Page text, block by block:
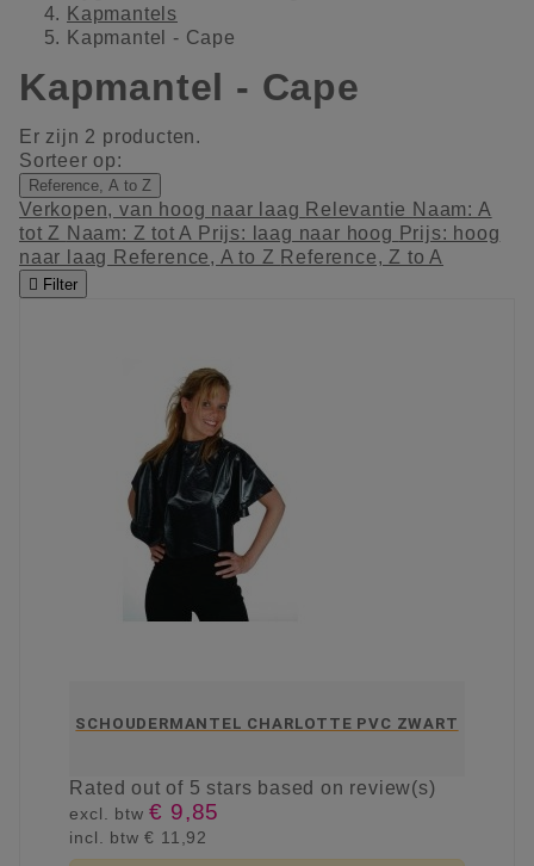
Kapmantels
Kapmantel - Cape
Kapmantel - Cape
Er zijn 2 producten.
Sorteer op:
Reference, A to Z
Verkopen, van hoog naar laag Relevantie Naam: A
tot Z Naam: Z tot A Prijs: laag naar hoog Prijs: hoog
naar laag Reference, A to Z Reference, Z to A
 Filter
SCHOUDERMANTEL CHARLOTTE PVC ZWART
Ratedout of 5 stars based on review(s)
excl. btw€ 9,85
incl. btw€ 11,92